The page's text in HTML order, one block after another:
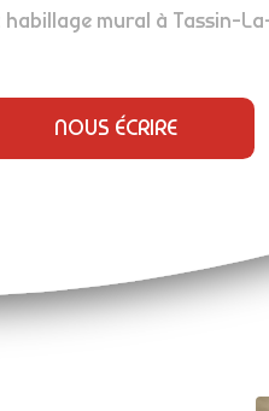
habillage mural à Tassin-
NOUS ÉCRIRE